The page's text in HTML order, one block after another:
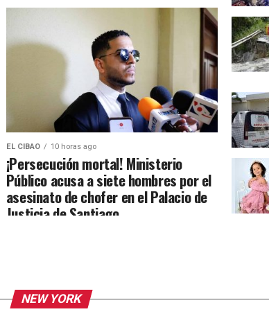
EL CIBAO 10 horas ago
¡Persecución mortal! Ministerio
Público acusa a siete hombres por el
asesinato de chofer en el Palacio de
Justicia de Santiago
NEW YORK